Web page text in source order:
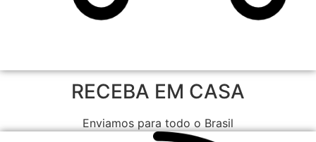
RECEBA EM CASA
Enviamos para todo o Brasil